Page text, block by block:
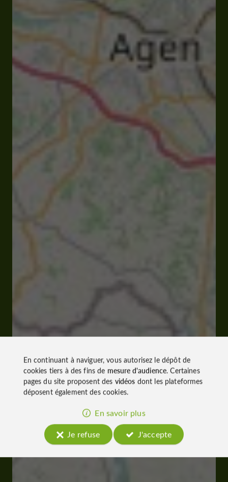
En continuant à naviguer, vous autorisez le dépôt de
cookies tiers à des fins de mesure d'audience. Certaines
pages du site proposent des vidéos dont les plateformes
déposent également des cookies.
En savoir plus
Je refuse
J'accepte